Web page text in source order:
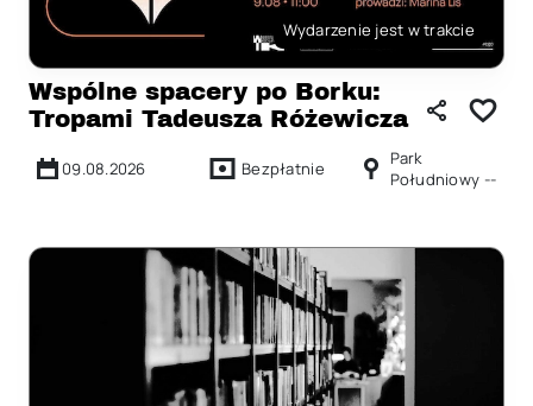
Wydarzenie jest w trakcie
Wspólne spacery po Borku:
Tropami Tadeusza Różewicza
09.08.2026 Bezpłatnie
Park
Południowy --